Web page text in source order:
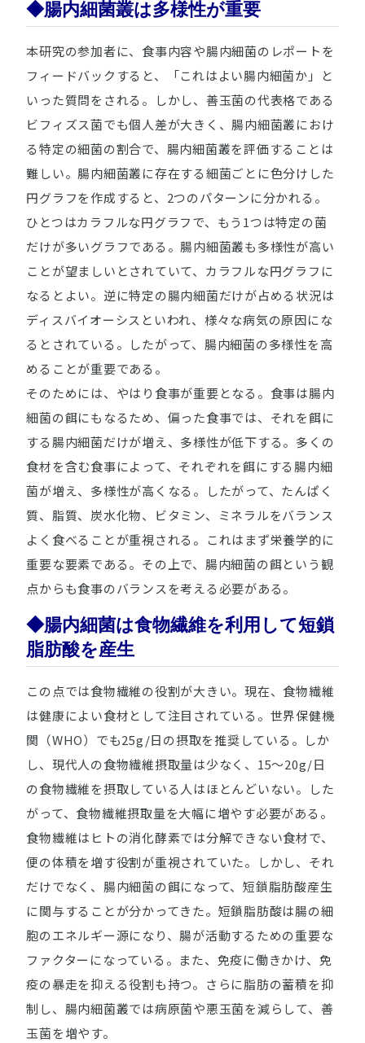
◆腸内細菌叢は多様性が重要
本研究の参加者に、食事内容や腸内細菌のレポートを
フィードバックすると、「これはよい腸内細菌か」と
いった質問をされる。しかし、善玉菌の代表格である
ビフィズス菌でも個人差が大きく、腸内細菌叢におけ
る特定の細菌の割合で、腸内細菌叢を評価することは
難しい。腸内細菌叢に存在する細菌ごとに色分けした
円グラフを作成すると、2つのパターンに分かれる。
ひとつはカラフルな円グラフで、もう1つは特定の菌
だけが多いグラフである。腸内細菌叢も多様性が高い
ことが望ましいとされていて、カラフルな円グラフに
なるとよい。逆に特定の腸内細菌だけが占める状況は
ディスバイオーシスといわれ、様々な病気の原因にな
るとされている。したがって、腸内細菌の多様性を高
めることが重要である。
そのためには、やはり食事が重要となる。食事は腸内
細菌の餌にもなるため、偏った食事では、それを餌に
する腸内細菌だけが増え、多様性が低下する。多くの
食材を含む食事によって、それぞれを餌にする腸内細
菌が増え、多様性が高くなる。したがって、たんぱく
質、脂質、炭水化物、ビタミン、ミネラルをバランス
よく食べることが重視される。これはまず栄養学的に
重要な要素である。その上で、腸内細菌の餌という観
点からも食事のバランスを考える必要がある。
◆腸内細菌は食物繊維を利用して短鎖
脂肪酸を産生
この点では食物繊維の役割が大きい。現在、食物繊維
は健康によい食材として注目されている。世界保健機
関（WHO）でも25g/日の摂取を推奨している。しか
し、現代人の食物繊維摂取量は少なく、15～20g/日
の食物繊維を摂取している人はほとんどいない。した
がって、食物繊維摂取量を大幅に増やす必要がある。
食物繊維はヒトの消化酵素では分解できない食材で、
便の体積を増す役割が重視されていた。しかし、それ
だけでなく、腸内細菌の餌になって、短鎖脂肪酸産生
に関与することが分かってきた。短鎖脂肪酸は腸の細
胞のエネルギー源になり、腸が活動するための重要な
ファクターになっている。また、免疫に働きかけ、免
疫の暴走を抑える役割も持つ。さらに脂肪の蓄積を抑
制し、腸内細菌叢では病原菌や悪玉菌を減らして、善
玉菌を増やす。